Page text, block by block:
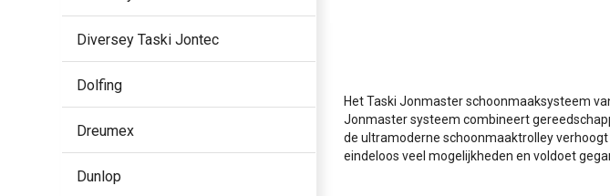
Diversey Taski Jontec
Dolfing
Dreumex
Dunlop
Het Taski Jonmaster schoonmaaksysteem
Jonmaster systeem combineert
de ultramoderne schoonmaaktrolley
eindeloos veel mogelijkheden en voldoet